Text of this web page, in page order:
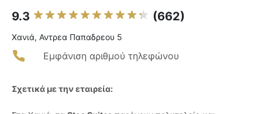
9.3 (662)
Χανιά, Αντρεα Παπαδρεου 5
Εμφάνιση αριθμού τηλεφώνου
Σχετικά με την εταιρεία: